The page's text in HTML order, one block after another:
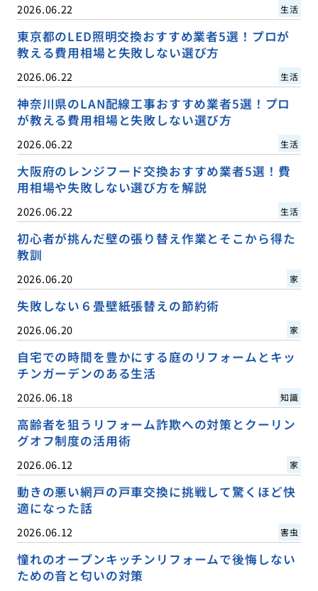
2026.06.22 生活
東京都のLED照明交換おすすめ業者5選！プロが
教える費用相場と失敗しない選び方
2026.06.22 生活
神奈川県のLAN配線工事おすすめ業者5選！プロ
が教える費用相場と失敗しない選び方
2026.06.22 生活
大阪府のレンジフード交換おすすめ業者5選！費
用相場や失敗しない選び方を解説
2026.06.22 生活
初心者が挑んだ壁の張り替え作業とそこから得た
教訓
2026.06.20 家
失敗しない６畳壁紙張替えの節約術
2026.06.20 家
自宅での時間を豊かにする庭のリフォームとキッ
チンガーデンのある生活
2026.06.18 知識
高齢者を狙うリフォーム詐欺への対策とクーリン
グオフ制度の活用術
2026.06.12 家
動きの悪い網戸の戸車交換に挑戦して驚くほど快
適になった話
2026.06.12 害虫
憧れのオープンキッチンリフォームで後悔しない
ための音と匂いの対策